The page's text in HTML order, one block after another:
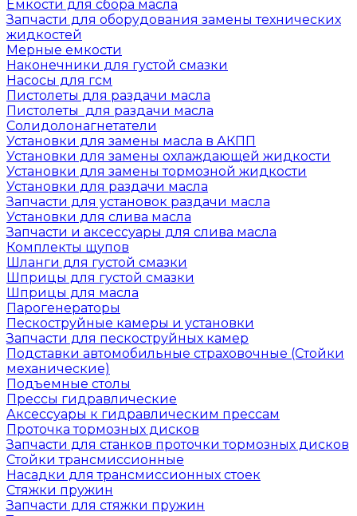
Емкости для сбора масла
Запчасти для оборудования замены технических
жидкостей
Мерные емкости
Наконечники для густой смазки
Насосы для гсм
Пистолеты для раздачи масла
Пистолеты для раздачи масла
Солидолонагнетатели
Установки для замены масла в АКПП
Установки для замены охлаждающей жидкости
Установки для замены тормозной жидкости
Установки для раздачи масла
Запчасти для установок раздачи масла
Установки для слива масла
Запчасти и аксессуары для слива масла
Комплекты щупов
Шланги для густой смазки
Шприцы для густой смазки
Шприцы для масла
Парогенераторы
Пескоструйные камеры и установки
Запчасти для пескоструйных камер
Подставки автомобильные страховочные (Стойки
механические)
Подъемные столы
Прессы гидравлические
Аксессуары к гидравлическим прессам
Проточка тормозных дисков
Запчасти для станков проточки тормозных дисков
Стойки трансмиссионные
Насадки для трансмиссионных стоек
Стяжки пружин
Запчасти для стяжки пружин